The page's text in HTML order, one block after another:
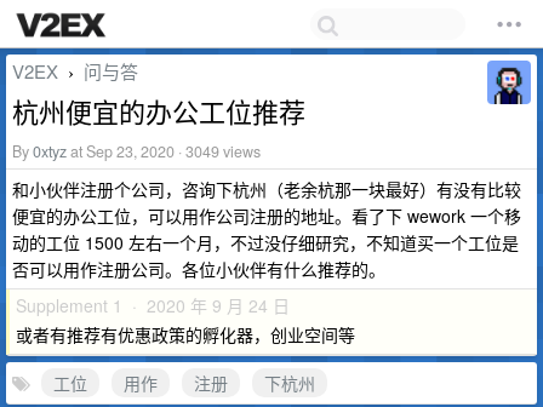
V2EX › 问与答
杭州便宜的办公工位推荐
By0xtyzat Sep 23, 2020 · 3049 views
和小伙伴注册个公司，咨询下杭州（老余杭那一块最好）有没有比较
便宜的办公工位，可以用作公司注册的地址。看了下 wework 一个移
动的工位 1500 左右一个月，不过没仔细研究，不知道买一个工位是
否可以用作注册公司。各位小伙伴有什么推荐的。
Supplement 1 · 2020 年 9 月 24 日
或者有推荐有优惠政策的孵化器，创业空间等
工位
用作 注册
下杭州